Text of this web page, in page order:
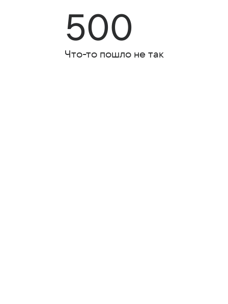
500
Что-то пошло не так